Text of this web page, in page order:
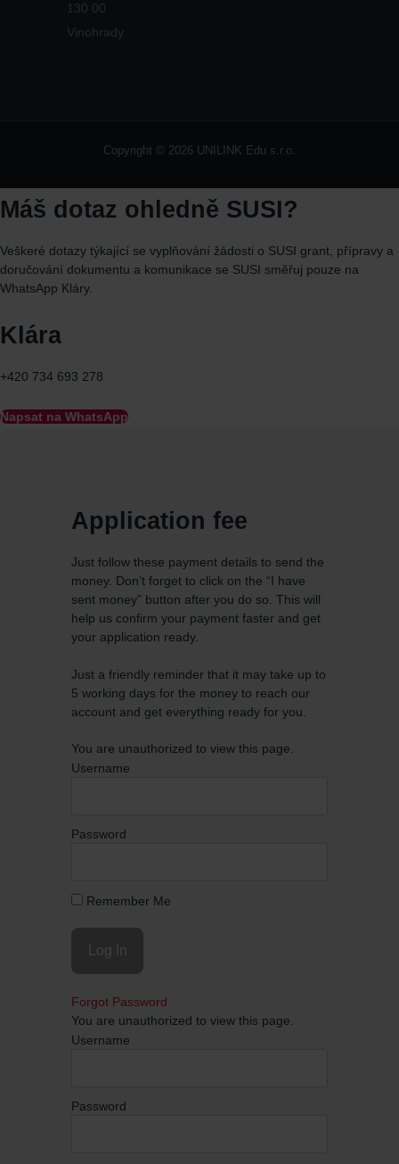
130 00
Vinohrady
Copyright © 2026 UNILINK Edu s.r.o.
Máš dotaz ohledně SUSI?
Veškeré dotazy týkající se vyplňování žádosti o SUSI grant, přípravy a
doručování dokumentu a komunikace se SUSI směřuj pouze na
WhatsApp Kláry.
Klára
+420 734 693 278
Napsat na WhatsApp
Application fee
Just follow these payment details to send the
money. Don’t forget to click on the “I have
sent money” button after you do so. This will
help us confirm your payment faster and get
your application ready.
Just a friendly reminder that it may take up to
5 working days for the money to reach our
account and get everything ready for you.
You are unauthorized to view this page.
Username
Password
Remember Me
Forgot Password
You are unauthorized to view this page.
Username
Password